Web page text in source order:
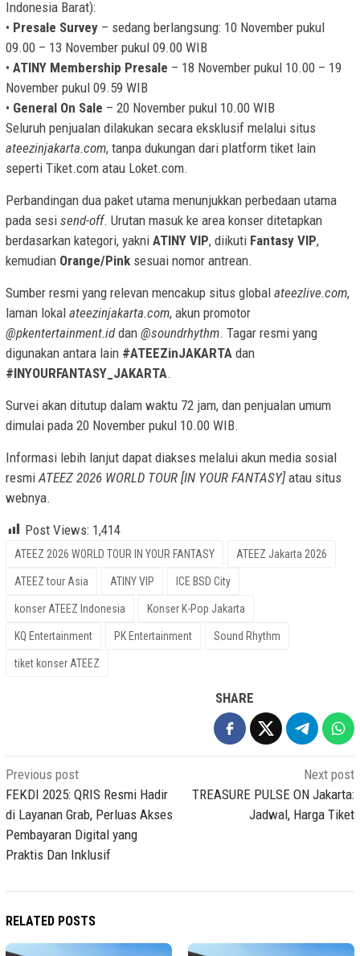
Indonesia Barat):
• Presale Survey – sedang berlangsung: 10 November pukul
09.00 – 13 November pukul 09.00 WIB
• ATINY Membership Presale – 18 November pukul 10.00 – 19
November pukul 09.59 WIB
• General On Sale – 20 November pukul 10.00 WIB
Seluruh penjualan dilakukan secara eksklusif melalui situs
ateezinjakarta.com, tanpa dukungan dari platform tiket lain
seperti Tiket.com atau Loket.com.
Perbandingan dua paket utama menunjukkan perbedaan utama
pada sesi send-off. Urutan masuk ke area konser ditetapkan
berdasarkan kategori, yakni ATINY VIP, diikuti Fantasy VIP,
kemudian Orange/Pink sesuai nomor antrean.
Sumber resmi yang relevan mencakup situs global ateezlive.com,
laman lokal ateezinjakarta.com, akun promotor
@pkentertainment.iddan @soundrhythm. Tagar resmi yang
digunakan antara lain #ATEEZinJAKARTA dan
#INYOURFANTASY_JAKARTA.
Survei akan ditutup dalam waktu 72 jam, dan penjualan umum
dimulai pada 20 November pukul 10.00 WIB.
Informasi lebih lanjut dapat diakses melalui akun media sosial
resmi ATEEZ 2026 WORLD TOUR [IN YOUR FANTASY]atau situs
webnya.
Post Views: 1,414
ATEEZ 2026 WORLD TOUR IN YOUR FANTASY ATEEZ Jakarta 2026
ATEEZ tour Asia ATINY VIP ICE BSD City
konser ATEEZ Indonesia Konser K-Pop Jakarta
KQ Entertainment PK Entertainment Sound Rhythm
tiket konser ATEEZ
SHARE
Post
navigation
Previous post
FEKDI 2025: QRIS Resmi Hadir
di Layanan Grab, Perluas Akses
Pembayaran Digital yang
Praktis Dan Inklusif
Next post
TREASURE PULSE ON Jakarta:
Jadwal, Harga Tiket
RELATED POSTS